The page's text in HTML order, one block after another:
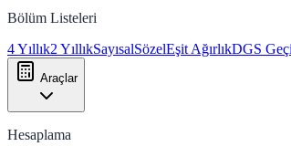
Bölüm Listeleri
4 Yıllık2 YıllıkSayısalSözelEşit AğırlıkDGS
Araçlar
Hesaplama